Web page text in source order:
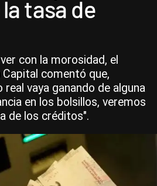
tasa de
con la morosidad, el
comentó que,
vaya ganando de alguna
en los bolsillos, veremos
de los créditos".